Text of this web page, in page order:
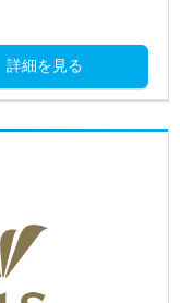
詳細を見る